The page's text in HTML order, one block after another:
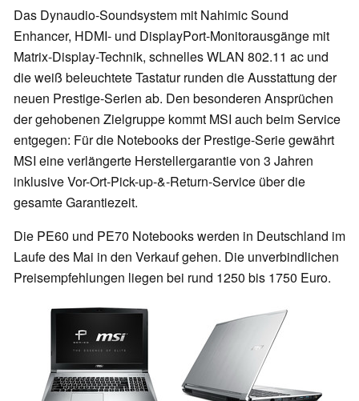
Das Dynaudio-Soundsystem mit Nahimic Sound
Enhancer, HDMI- und DisplayPort-Monitorausgänge mit
Matrix-Display-Technik, schnelles WLAN 802.11 ac und
die weiß beleuchtete Tastatur runden die Ausstattung der
neuen Prestige-Serien ab. Den besonderen Ansprüchen
der gehobenen Zielgruppe kommt MSI auch beim Service
entgegen: Für die Notebooks der Prestige-Serie gewährt
MSI eine verlängerte Herstellergarantie von 3 Jahren
inklusive Vor-Ort-Pick-up-&-Return-Service über die
gesamte Garantiezeit.
Die PE60 und PE70 Notebooks werden in Deutschland im
Laufe des Mai in den Verkauf gehen. Die unverbindlichen
Preisempfehlungen liegen bei rund 1250 bis 1750 Euro.